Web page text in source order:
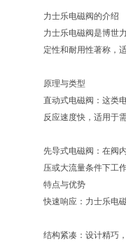
力士乐电磁阀的介绍
力士乐电磁阀是博世
定性和耐用性著称，
原理与类型
直动式电磁阀：这类
反应速度快，适用于
先导式电磁阀：在阀
压或大流量条件下工
特点与优势
快速响应：力士乐电
结构紧凑：设计精巧